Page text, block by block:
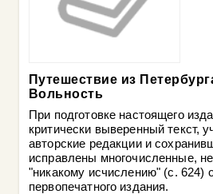
Путешествие из
Вольность
При подготовке настоящего
критически выверенный текст,
авторские редакции и
исправлены многочисленные,
"никакому исчислению" (с. 624)
первопечатного издания.